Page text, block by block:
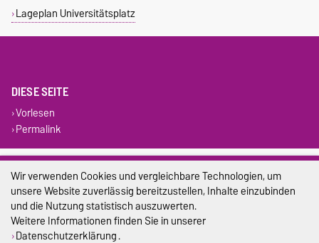
Lageplan Universitätsplatz
DIESE SEITE
Vorlesen
Permalink
Impressum
Datenschutz
Barrierefreiheit
Wir verwenden Cookies und vergleichbare Technologien, um
unsere Website zuverlässig bereitzustellen, Inhalte einzubinden
und die Nutzung statistisch auszuwerten.
Weitere Informationen finden Sie in unserer
Datenschutzerklärung.